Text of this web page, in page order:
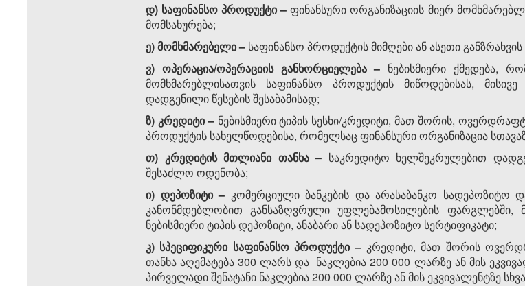
დ) საფინანსო პროდუქტი– ფინანსური ორგანიზაციის მიერ
მომსახურება;
ე)მომხმარებელი– საფინანსო პროდუქტის მიმღები ან ასეთი
ვ) ოპერაცია/ოპერაციის განხორციელება– ნებისმიერი ქმედება,
მომხმარებლისათვის საფინანსო პროდუქტის მიწოდებისას,
დადგენილი წესების შესაბამისად;
ზ) კრედიტი – ნებისმიერი ტიპის სესხი/კრედიტი, მათ შორის,
პროდუქტის სახელწოდებისა, რომელსაც ფინანსური ორგანიზაცია
თ) კრედიტის მთლიანი თანხა– საკრედიტო ხელშეკრულებით
შესაძლო ოდენობა;
ი) დეპოზიტი – კომერციული ბანკების და არასაბანკო სადეპოზიტო
კანონმდებლობით განსაზღვრული უფლებამოსილების ფარგლებში,
ნებისმიერი ტიპის დეპოზიტი, ანაბარი ან სადეპოზიტო სერტიფიკატი;
კ) სპეციფიკური საფინანსო პროდუქტი– კრედიტი, მათ შორის
თანხა აღემატება 300 ლარს და ნაკლებია 200 000 ლარზე ან მის
პირველადი შენატანი ნაკლებია 200 000 ლარზე ან მის ეკვივალენტზე